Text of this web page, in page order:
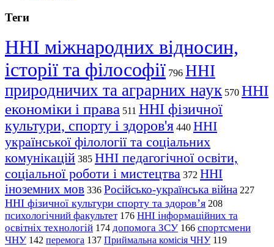
Теги
ННІ міжнародних відносин,
історії та філософії 796 ННІ
природничих та аграрних наук 570 ННІ
економіки і права 511 ННІ фізичної
культури, спорту і здоров'я 440 ННІ
української філології та соціальних
комунікацій 385 ННІ педагогічної освіти,
соціальної роботи і мистецтва 372 ННІ
іноземних мов 336 Російсько-українська війна 227
ННІ фізичної культури спорту та здоров’я 208
психологічний факультет 176 ННІ інформаційних та
освітніх технологій 174 допомога ЗСУ 166 спортсмени
ЧНУ 142 перемога 137 Приймальна комісія ЧНУ 119